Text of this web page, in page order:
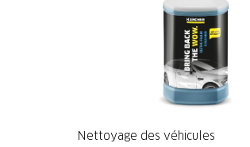
Nettoyage des véhicules